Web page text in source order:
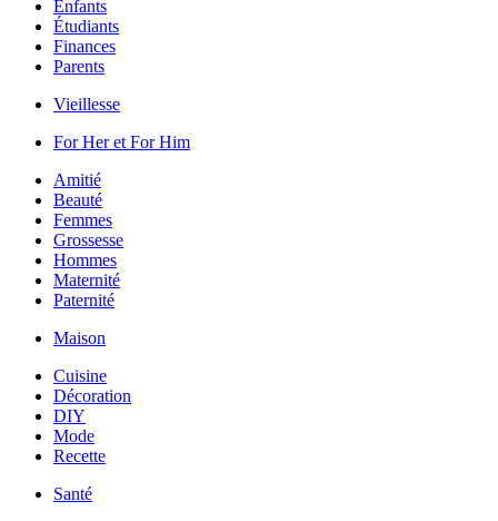
Enfants
Étudiants
Finances
Parents
Vieillesse
For Her et For Him
Amitié
Beauté
Femmes
Grossesse
Hommes
Maternité
Paternité
Maison
Cuisine
Décoration
DIY
Mode
Recette
Santé